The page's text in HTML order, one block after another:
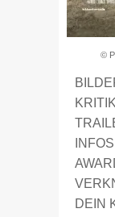
©
KRITIK
DEIN